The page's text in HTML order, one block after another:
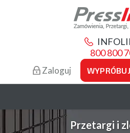
800 800
Zaloguj
Przetargi i